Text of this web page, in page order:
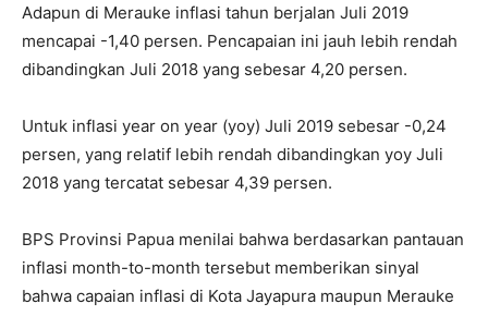
Adapun di Merauke inflasi tahun berjalan Juli 2019
mencapai -1,40 persen. Pencapaian ini jauh lebih rendah
dibandingkan Juli 2018 yang sebesar 4,20 persen.
Untuk inflasi year on year (yoy) Juli 2019 sebesar -0,24
persen, yang relatif lebih rendah dibandingkan yoy Juli
2018 yang tercatat sebesar 4,39 persen.
BPS Provinsi Papua menilai bahwa berdasarkan pantauan
inflasi month-to-month tersebut memberikan sinyal
bahwa capaian inflasi di Kota Jayapura maupun Merauke